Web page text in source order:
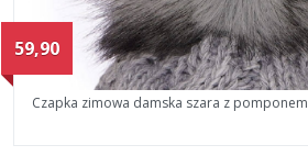
59,90
Czapka zimowa damska szara z pomponem